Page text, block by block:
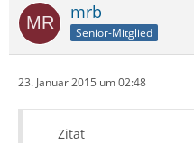
mrb
Senior-Mitglied
23. Januar 2015 um 02:48
Zitat